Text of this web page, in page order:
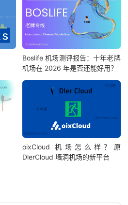
Boslife 机场测评报告：十年老牌
机场在 2026 年是否还能好用？
oixCloud 机场怎么样？原
DlerCloud 墙洞机场的新平台